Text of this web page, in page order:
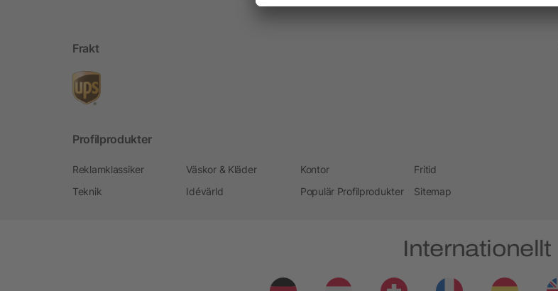
Frakt
Profilprodukter
Reklamklassiker Väskor & Kläder Kontor
Fritid
Teknik
Idévärld Populär Profilprodukter Sitemap
Internationellt